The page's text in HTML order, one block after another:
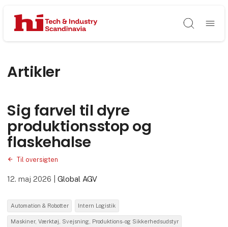
Søg
Artikler
Sig farvel til dyre
produktionsstop og
flaskehalse
Til oversigten
12. maj 2026 |Global AGV
Automation & Robotter Intern Logistik
Maskiner, Værktøj, Svejsning, Produktions- og Sikkerhedsudstyr